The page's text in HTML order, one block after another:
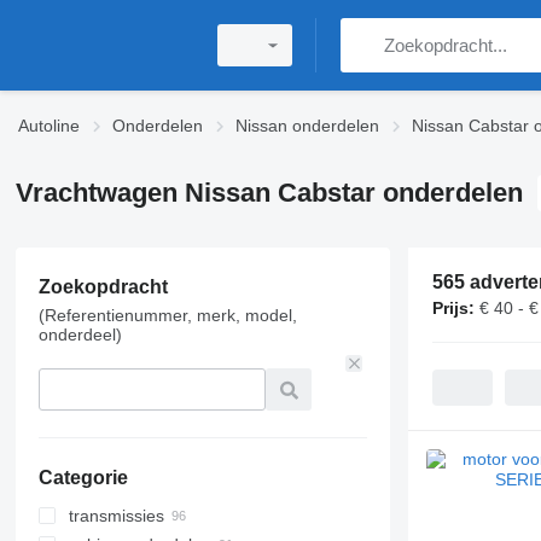
Autoline Onderdelen Nissan onderdelen Nissan Cabstar
Vrachtwagen Nissan Cabstar onderdelen
Zoekopdracht
(Referentienummer, merk, model,
onderdeel)
Categorie
transmissies
565
Prijs: € 40 -